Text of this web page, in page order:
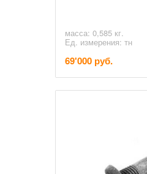
масса: 0,585 кг.
Ед. измерения: тн
69'000 руб.